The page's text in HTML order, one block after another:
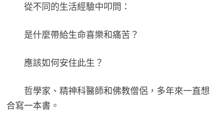
從不同的生活經驗中叩問：
是什麼帶給生命喜樂和痛苦？
應該如何安住此生？
哲學家、精神科醫師和佛教僧侶，多年來一直想
合寫一本書。